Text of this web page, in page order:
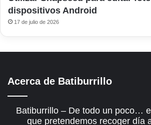
dispositivos Android
17 de julio de 2026
Acerca de Batiburrillo
Batiburrillo – De todo un poco…
que pretendemos recoger día